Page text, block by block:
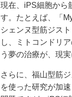
現在、iPS細胞から
す。たとえば、「
シェンヌ型筋ジス
し、ミトコンドリ
う夢の治療が、現
さらに、福山型筋
を使った研究が加